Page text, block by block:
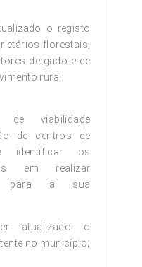
o registo
florestais,
de gado e de
rural;
de viabilidade
de centros de
identificar os
em realizar
para a sua
atualizado o
no município;